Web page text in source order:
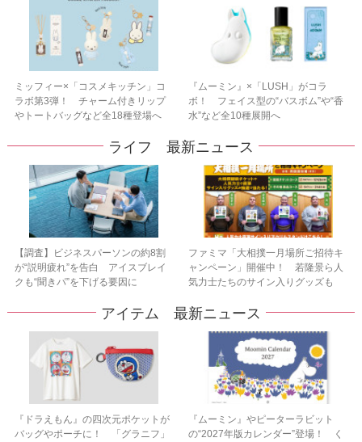
ミッフィー×「コスメキッチン」コ
ラボ第3弾！ チャーム付きリップ
やトートバッグなど全18種登場へ
『ムーミン』×「LUSH」がコラ
ボ！ フェイス型の“バスボム”や“香
水”など全10種展開へ
ライフ 最新ニュース
【調査】ビジネスパーソンの約8割
が“説明疲れ”を告白 アイスブレイ
クも“聞きパ”を下げる要因に
ファミマ「大相撲一月場所ご招待キ
ャンペーン」開催中！ 若隆景ら人
気力士たちのサイン入りグッズも
アイテム 最新ニュース
『ドラえもん』の四次元ポケットが
バッグやポーチに！ 「グラニフ」
『ムーミン』やピーターラビット
の“2027年版カレンダー”登場！ く